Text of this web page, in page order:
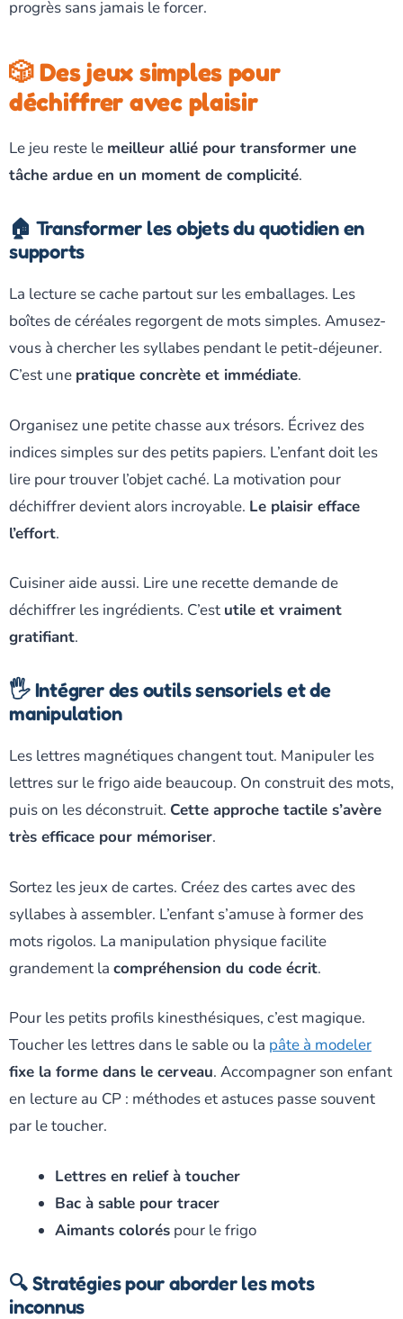
progrès sans jamais le forcer.
🎲 Des jeux simples pour
déchiffrer avec plaisir
Le jeu reste le meilleur allié pour transformer une
tâche ardue en un moment de complicité.
🏠 Transformer les objets du quotidien en
supports
La lecture se cache partout sur les emballages. Les
boîtes de céréales regorgent de mots simples. Amusez-
vous à chercher les syllabes pendant le petit-déjeuner.
C’est une pratique concrète et immédiate.
Organisez une petite chasse aux trésors. Écrivez des
indices simples sur des petits papiers. L’enfant doit les
lire pour trouver l’objet caché. La motivation pour
déchiffrer devient alors incroyable. Le plaisir efface
l’effort.
Cuisiner aide aussi. Lire une recette demande de
déchiffrer les ingrédients. C’est utile et vraiment
gratifiant.
🖐️ Intégrer des outils sensoriels et de
manipulation
Les lettres magnétiques changent tout. Manipuler les
lettres sur le frigo aide beaucoup. On construit des mots,
puis on les déconstruit. Cette approche tactile s’avère
très efficace pour mémoriser.
Sortez les jeux de cartes. Créez des cartes avec des
syllabes à assembler. L’enfant s’amuse à former des
mots rigolos. La manipulation physique facilite
grandement la compréhension du code écrit.
Pour les petits profils kinesthésiques, c’est magique.
Toucher les lettres dans le sable ou la pâte à modeler
fixe la forme dans le cerveau. Accompagner son enfant
en lecture au CP : méthodes et astuces passe souvent
par le toucher.
Lettres en relief à toucher
Bac à sable pour tracer
Aimants colorés pour le frigo
🔍 Stratégies pour aborder les mots
inconnus